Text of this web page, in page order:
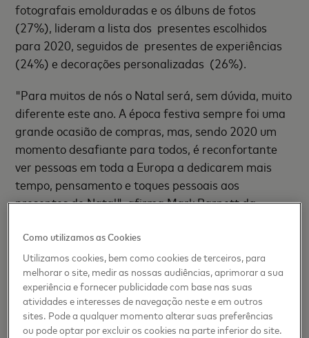
fotografais emolduradas e os álbuns de fotos
(27%), lideram a lista dos presentes escolhidos
para 2020, seguidos de presentes de experiências
(24%) e decorações personalizadas (26%).
"Para muitos de nós o Natal será, sem dúvida, muito
diferente este ano. A época festiva sempre foi uma
grande ocasião de compras, mas, sendo 2020 um
momento desafiante para todos, é reconfortante
ver pessoas em toda a Europa a dedicarem mais
tempo, pensamento e toques pessoais aos
presentes de Natal", afirma Mark Barnett da
dorsal da economia europeia, pelo que as compras
locais neste Natal farão uma enorme diferença, não
só para ajudar a reconstruir a comunidade local,
mas também a economia como um todo", conclui.
Como utilizamos as Cookies
Utilizamos cookies, bem como cookies de terceiros, para
melhorar o site, medir as nossas audiências, aprimorar a sua
experiência e fornecer publicidade com base nas suas
atividades e interesses de navegação neste e em outros
sites. Pode a qualquer momento alterar suas preferências
ou pode optar por excluir os cookies na parte inferior do site.